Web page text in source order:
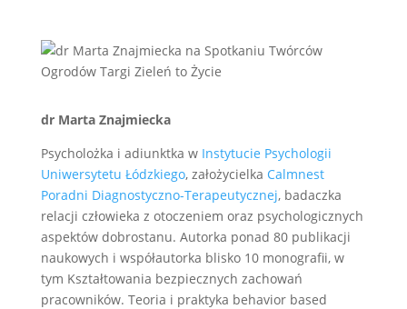
dr Marta Znajmiecka
Psycholożka i adiunktka w Instytucie Psychologii
Uniwersytetu Łódzkiego, założycielka Calmnest
Poradni Diagnostyczno-Terapeutycznej, badaczka
relacji człowieka z otoczeniem oraz psychologicznych
aspektów dobrostanu. Autorka ponad 80 publikacji
naukowych i współautorka blisko 10 monografii, w
tym Kształtowania bezpiecznych zachowań
pracowników. Teoria i praktyka behavior based